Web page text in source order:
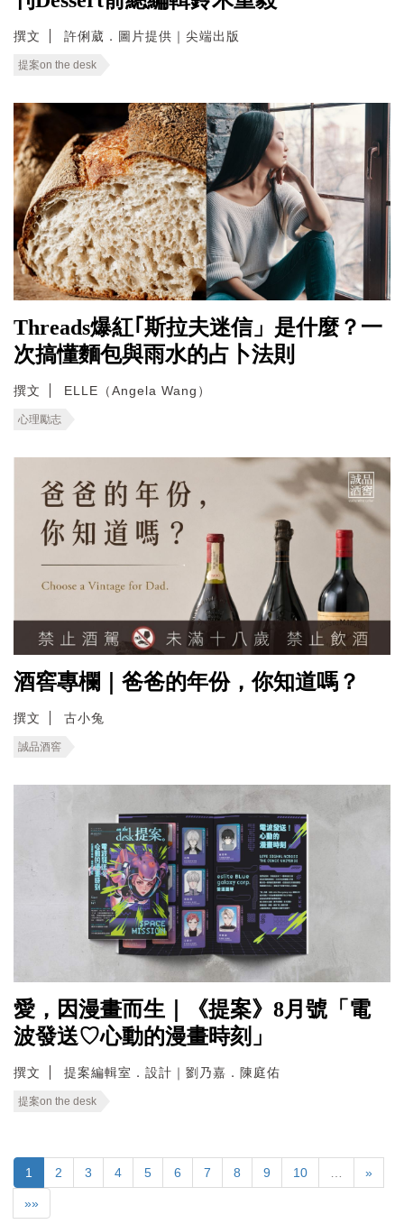
撰文 許俐葳．圖片提供｜尖端出版
提案on the desk
Threads爆紅｢斯拉夫迷信」是什麼？一
次搞懂麵包與雨水的占卜法則
撰文 ELLE（Angela Wang）
心理勵志
酒窖專欄｜爸爸的年份，你知道嗎？
撰文 古小兔
誠品酒窖
愛，因漫畫而生｜《提案》8月號「電
波發送♡心動的漫畫時刻」
撰文 提案編輯室．設計｜劉乃嘉．陳庭佑
提案on the desk
1 2 3 4 5 6 7 8 9 10 »
»»